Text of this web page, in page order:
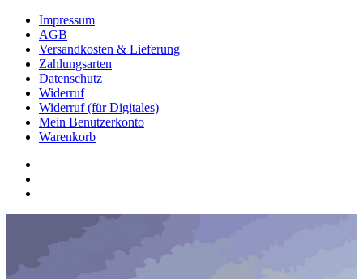
Impressum
AGB
Versandkosten & Lieferung
Zahlungsarten
Datenschutz
Widerruf
Widerruf (für Digitales)
Mein Benutzerkonto
Warenkorb